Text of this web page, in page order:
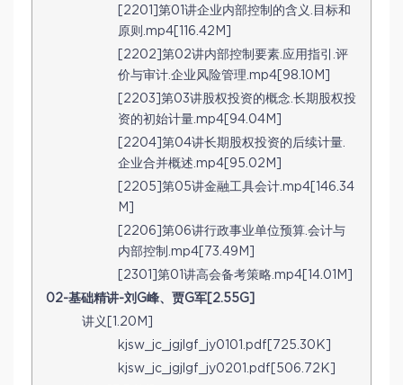
[2201]第01讲企业内部控制的含义.目标和
原则.mp4[116.42M]
[2202]第02讲内部控制要素.应用指引.评
价与审计.企业风险管理.mp4[98.10M]
[2203]第03讲股权投资的概念.长期股权投
资的初始计量.mp4[94.04M]
[2204]第04讲长期股权投资的后续计量.
企业合并概述.mp4[95.02M]
[2205]第05讲金融工具会计.mp4[146.34
M]
[2206]第06讲行政事业单位预算.会计与
内部控制.mp4[73.49M]
[2301]第01讲高会备考策略.mp4[14.01M]
02-基础精讲-刘G峰、贾G军[2.55G]
讲义[1.20M]
kjsw_jc_jgjlgf_jy0101.pdf[725.30K]
kjsw_jc_jgjlgf_jy0201.pdf[506.72K]